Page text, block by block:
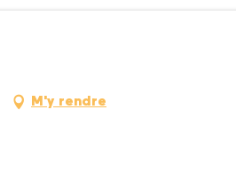
M'y rendre